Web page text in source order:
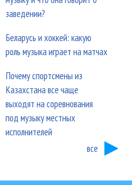
заведении?
Беларусь и хоккей: какую
роль музыка играет на матчах
Почему спортсмены из
Казахстана все чаще
выходят на соревнования
под музыку местных
исполнителей
все